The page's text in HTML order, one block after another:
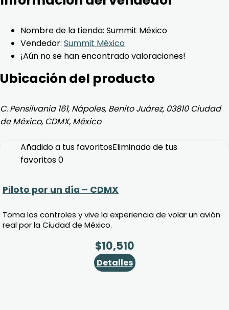
Nombre de la tienda: Summit México
Vendedor: Summit México
¡Aún no se han encontrado valoraciones!
Ubicación del producto
C. Pensilvania 161, Nápoles, Benito Juárez, 03810 Ciudad
de México, CDMX, México
2
Añadido a tus favoritosEliminado de tus
favoritos0
Piloto por un día – CDMX
Toma los controles y vive la experiencia de volar un avión
real por la Ciudad de México.
$10,510
Detalles